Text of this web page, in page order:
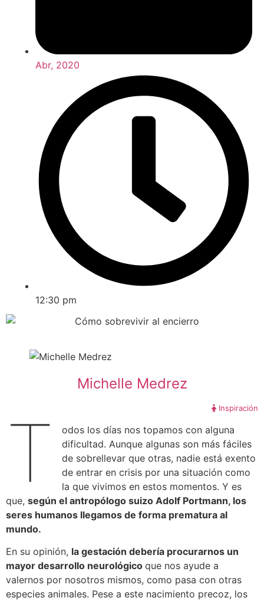
Abr, 2020
12:30 pm
Michelle Medrez
Inspiración
T
odos los días nos topamos con alguna
dificultad. Aunque algunas son más fáciles
de sobrellevar que otras, nadie está exento
de entrar en crisis por una situación como
la que vivimos en estos momentos. Y es
que, según el antropólogo suizo Adolf Portmann, los
seres humanos llegamos de forma prematura al
mundo.
En su opinión, la gestación debería procurarnos un
mayor desarrollo neurológico que nos ayude a
valernos por nosotros mismos, como pasa con otras
especies animales. Pese a este nacimiento precoz, los